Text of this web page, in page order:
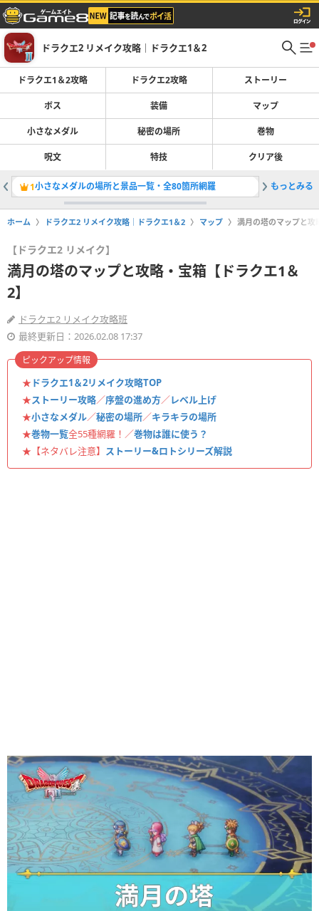
ドラクエ2 リメイク攻略｜ドラクエ1＆2
ドラクエ1＆2攻略 ドラクエ2攻略 ストーリー
ボス 装備 マップ
小さなメダル 秘密の場所 巻物
呪文 特技 クリア後
1小さなメダルの場所と景品一覧・全80箇所網羅 2ドラク
もっとみる
ホーム ドラクエ2 リメイク攻略｜ドラクエ1＆2 マップ 満月の塔のマップと攻
【ドラクエ2 リメイク】
満月の塔のマップと攻略・宝箱【ドラクエ1＆
2】
ドラクエ2 リメイク攻略班
最終更新日：2026.02.08 17:37
★ ドラクエ1＆2リメイク攻略TOP
★ストーリー攻略／序盤の進め方／レベル上げ
★小さなメダル／秘密の場所／キラキラの場所
★巻物一覧全55種網羅！／巻物は誰に使う？
★【ネタバレ注意】 ストーリー&ロトシリーズ解説
ピックアップ情報